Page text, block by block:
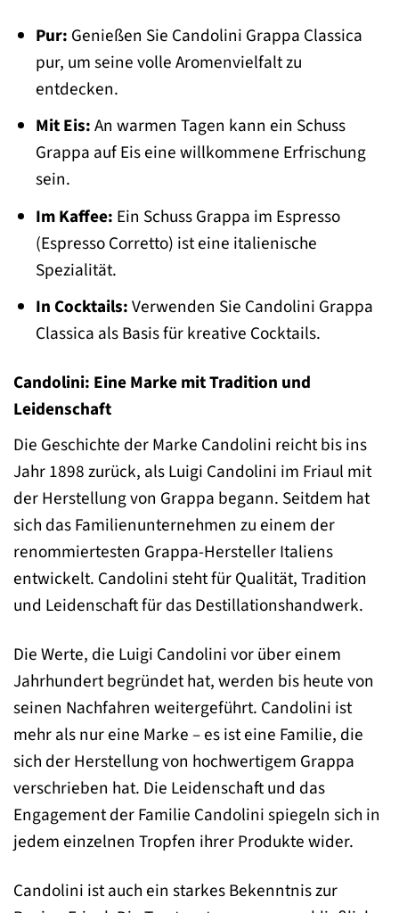
Pur: Genießen Sie Candolini Grappa Classica
pur, um seine volle Aromenvielfalt zu
entdecken.
Mit Eis:An warmen Tagen kann ein Schuss
Grappa auf Eis eine willkommene Erfrischung
sein.
Im Kaffee: Ein Schuss Grappa im Espresso
(Espresso Corretto) ist eine italienische
Spezialität.
In Cocktails:Verwenden Sie Candolini Grappa
Classica als Basis für kreative Cocktails.
Candolini: Eine Marke mit Tradition und
Leidenschaft
Die Geschichte der Marke Candolini reicht bis ins
Jahr 1898 zurück, als Luigi Candolini im Friaul mit
der Herstellung von Grappa begann. Seitdem hat
sich das Familienunternehmen zu einem der
renommiertesten Grappa-Hersteller Italiens
entwickelt. Candolini steht für Qualität, Tradition
und Leidenschaft für das Destillationshandwerk.
Die Werte, die Luigi Candolini vor über einem
Jahrhundert begründet hat, werden bis heute von
seinen Nachfahren weitergeführt. Candolini ist
mehr als nur eine Marke – es ist eine Familie, die
sich der Herstellung von hochwertigem Grappa
verschrieben hat. Die Leidenschaft und das
Engagement der Familie Candolini spiegeln sich in
jedem einzelnen Tropfen ihrer Produkte wider.
Candolini ist auch ein starkes Bekenntnis zur